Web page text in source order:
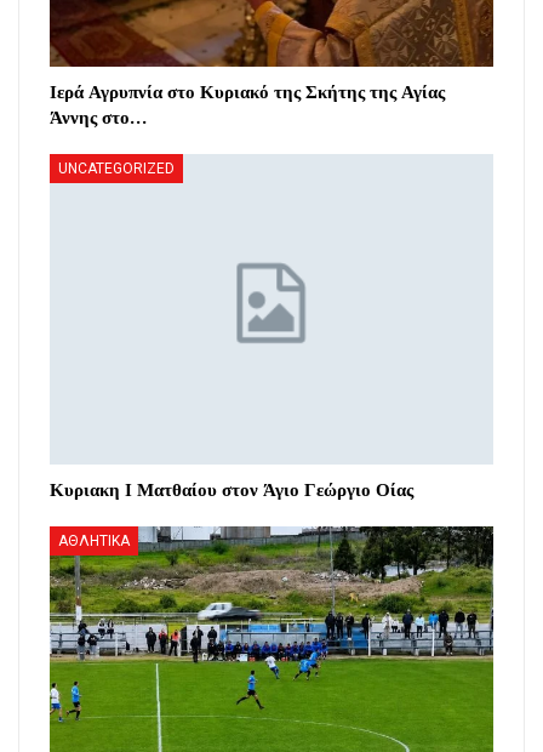
Ιερά Αγρυπνία στο Κυριακό της Σκήτης της Αγίας
Άννης στο…
UNCATEGORIZED
Κυριακη Ι Ματθαίου στον Άγιο Γεώργιο Οίας
ΑΘΛΗΤΙΚΑ